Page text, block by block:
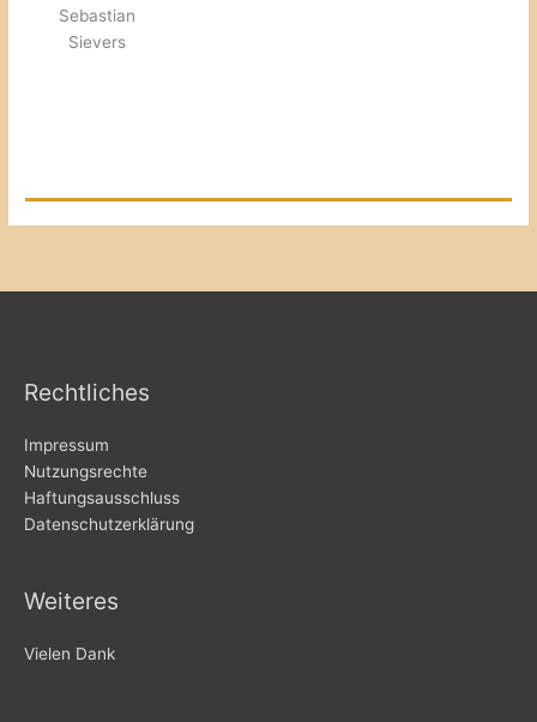
Sebastian
Sievers
Rechtliches
Impressum
Nutzungsrechte
Haftungsausschluss
Datenschutzerklärung
Weiteres
Vielen Dank